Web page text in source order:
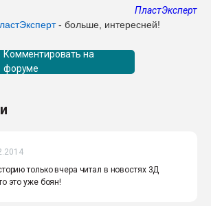
ПластЭксперт
- больше, интересней!
Комментировать на
форуме
только вчера читал в новостях 3Д
это уже боян!